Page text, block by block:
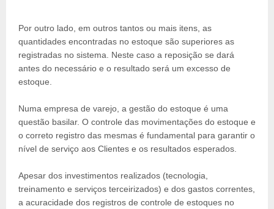
Por outro lado, em outros tantos ou mais itens, as
quantidades encontradas no estoque são superiores as
registradas no sistema. Neste caso a reposição se dará
antes do necessário e o resultado será um excesso de
estoque.
Numa empresa de varejo, a gestão do estoque é uma
questão basilar. O controle das movimentações do estoque e
o correto registro das mesmas é fundamental para garantir o
nível de serviço aos Clientes e os resultados esperados.
Apesar dos investimentos realizados (tecnologia,
treinamento e serviços terceirizados) e dos gastos correntes,
a acuracidade dos registros de controle de estoques no